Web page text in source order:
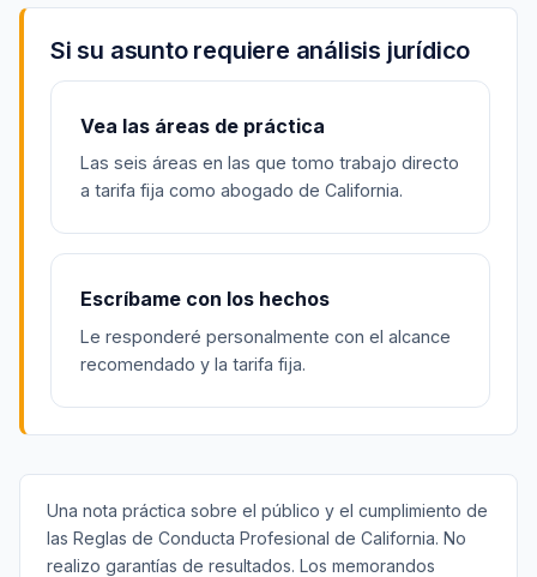
Si su asunto requiere análisis jurídico
Vea las áreas de práctica
Las seis áreas en las que tomo trabajo directo
a tarifa fija como abogado de California.
Escríbame con los hechos
Le responderé personalmente con el alcance
recomendado y la tarifa fija.
Una nota práctica sobre el público y el cumplimiento de
las Reglas de Conducta Profesional de California. No
realizo garantías de resultados. Los memorandos